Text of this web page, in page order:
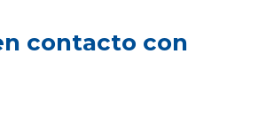
contacto con